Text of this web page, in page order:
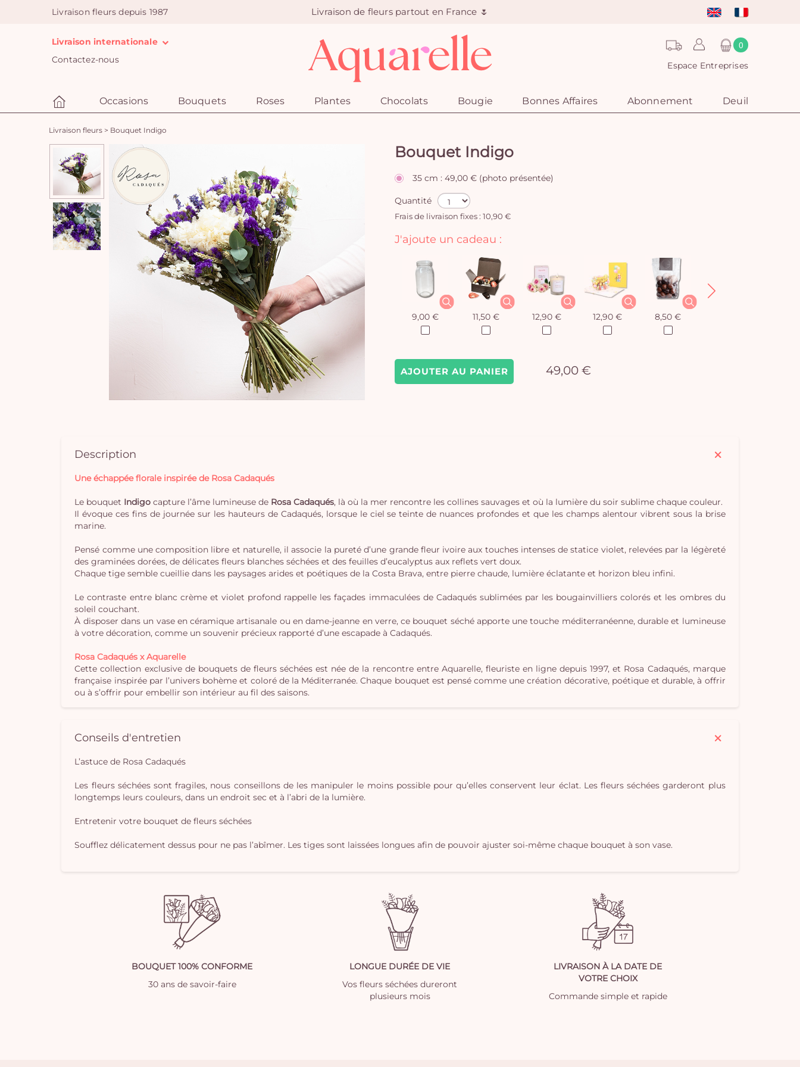
Livraison fleurs depuis 1987 Livraison de fleurs partout en France 🌷
Livraison internationale
Contactez-nous
0
Espace Entreprises
Occasions Bouquets Roses Plantes Chocolats Bougie Bonnes Affaires Abonnement Deuil
Livraison fleurs > Bouquet Indigo
Bouquet Indigo
35 cm : 49,00 € (photo présentée)
Quantité
Frais de livraison fixes : 10,90 €
AJOUTER AU PANIER 49,00 €
J'ajoute un cadeau :
9,00 € 11,50 € 12,90 € 12,90 € 8,50 €
Description
Une échappée florale inspirée de Rosa Cadaqués
Le bouquet Indigo capture l’âme lumineuse de Rosa Cadaqués, là où la mer rencontre les collines sauvages et où la lumière du soir sublime chaque couleur.
Il évoque ces fins de journée sur les hauteurs de Cadaqués, lorsque le ciel se teinte de nuances profondes et que les champs alentour vibrent sous la brise
marine.
Pensé comme une composition libre et naturelle, il associe la pureté d’une grande fleur ivoire aux touches intenses de statice violet, relevées par la légèreté
des graminées dorées, de délicates fleurs blanches séchées et des feuilles d’eucalyptus aux reflets vert doux.
Chaque tige semble cueillie dans les paysages arides et poétiques de la Costa Brava, entre pierre chaude, lumière éclatante et horizon bleu infini.
Le contraste entre blanc crème et violet profond rappelle les façades immaculées de Cadaqués sublimées par les bougainvilliers colorés et les ombres du
soleil couchant.
À disposer dans un vase en céramique artisanale ou en dame-jeanne en verre, ce bouquet séché apporte une touche méditerranéenne, durable et lumineuse
à votre décoration, comme un souvenir précieux rapporté d’une escapade à Cadaqués.
Rosa Cadaqués x Aquarelle
Cette collection exclusive de bouquets de fleurs séchées est née de la rencontre entre Aquarelle, fleuriste en ligne depuis 1997, et Rosa Cadaqués, marque
française inspirée par l’univers bohème et coloré de la Méditerranée. Chaque bouquet est pensé comme une création décorative, poétique et durable, à offrir
ou à s’offrir pour embellir son intérieur au fil des saisons.
Conseils d'entretien
L’astuce de Rosa Cadaqués
Les fleurs séchées sont fragiles, nous conseillons de les manipuler le moins possible pour qu’elles conservent leur éclat. Les fleurs séchées garderont plus
longtemps leurs couleurs, dans un endroit sec et à l’abri de la lumière.
Entretenir votre bouquet de fleurs séchées
Soufflez délicatement dessus pour ne pas l’abîmer. Les tiges sont laissées longues afin de pouvoir ajuster soi-même chaque bouquet à son vase.
BOUQUET 100% CONFORME
30 ans de savoir-faire
LONGUE DURÉE DE VIE
Vos fleurs séchées dureront
plusieurs mois
LIVRAISON À LA DATE DE
VOTRE CHOIX
Commande simple et rapide